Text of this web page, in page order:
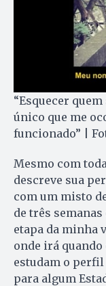
“Esquecer
único que me
funcionado” |
Mesmo com
descreve sua
com um misto
de três
etapa da minha
onde irá quando
estudam o perfil
para algum